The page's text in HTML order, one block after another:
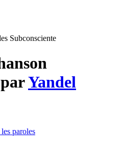
Subconsciente
Yandel
paroles